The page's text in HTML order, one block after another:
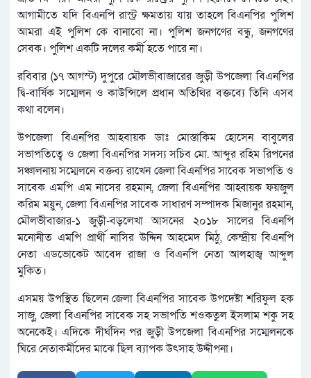
আগামীতে যদি বিএনপি রাস্ট্র ক্ষমতায় যায় তাহলে বিএনপির পুলিশ
আমরা এই পুলিশ কে বানাবো না। পুলিশ জনগণের বন্ধু, জনগণের
সেবক। পুলিশ একটি দলের কর্মী হতে পারে না।
রবিবার (১৭ আগস্ট) দুপুরে মৌলভীবাজারের জুড়ী উপজেলা বিএনপির
দ্বি-বার্ষিক সম্মেলন ও কাউন্সিলে প্রধান অতিথির বক্তব্যে তিনি এসব
কথা বলেন।‌
উপজেলা বিএনপির আহবায়ক ডাঃ মোস্তাকিম হোসেন বাবুলের
সভাপতিত্বে ও জেলা বিএনপির সদস্য সচিব মো. আব্দুর রহিম রিপনের
সঞ্চালনায় সম্মেলনে বক্তব্য রাখেন জেলা বিএনপির সাবেক সভাপতি ও
সাবেক এমপি এম নাসের রহমান, জেলা বিএনপির আহ্বায়ক ফয়জুল
করিম ময়ুন, জেলা বিএনপির সাবেক সাধারণ সম্পাদক মিজানুর রহমান,
মৌলভীবাজার-১ জুড়ী-বড়লেখা আসনের ২০১৮ সালের বিএনপি
মনোনীত এমপি প্রার্থী নাসির উদ্দিন আহমেদ মিঠু, কেন্দ্রীয় বিএনপি
নেতা এডভোকেট আবেদ রাজা ও বিএনপি নেতা আলহাজ্ব আব্দুল
মুকিত।
এসময় উপস্থিত ছিলেন জেলা বিএনপির সাবেক উপদেষ্টা শরিফুল হক
সাজু, জেলা বিএনপির সাবেক সহ সভাপতি শওকতুল ইসলাম শকু সহ
অনেকেই। এদিকে দীর্ঘদিন পর জুড়ী উপজেলা বিএনপির সম্মেলনকে
ঘিরে নেতাকর্মীদের মাঝে ছিল ব্যাপক উৎসাহ উদ্দীপনা।